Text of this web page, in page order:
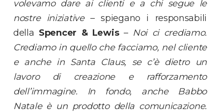
volevamo dare ai clienti e a chi segue le
nostre iniziative– spiegano i responsabili
della Spencer & Lewis– Noi ci crediamo.
Crediamo in quello che facciamo, nel cliente
e anche in Santa Claus, se c’è dietro un
lavoro di creazione e rafforzamento
dell’immagine. In fondo, anche Babbo
Natale è un prodotto della comunicazione.